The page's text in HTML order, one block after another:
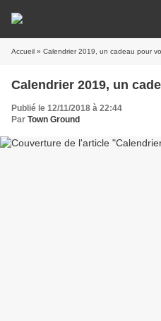
Accueil » Calendrier 2019, un cadeau pour
Calendrier 2019, un
Publié le 12/11/2018 à 22:44
Par Town Ground